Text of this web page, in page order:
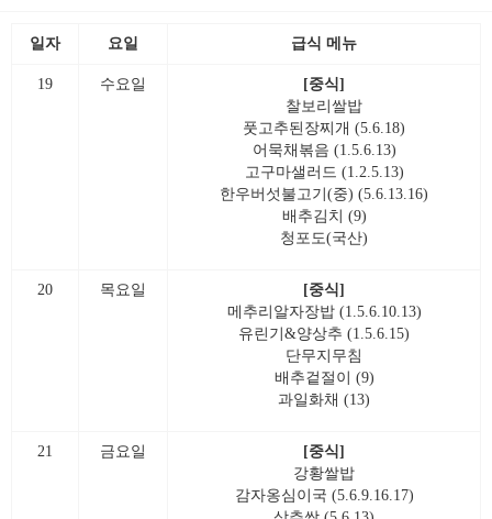
일자 요일 급식 메뉴
19 수요일
[중식]
찰보리쌀밥
풋고추된장찌개 (5.6.18)
어묵채볶음 (1.5.6.13)
고구마샐러드 (1.2.5.13)
한우버섯불고기(중) (5.6.13.16)
배추김치 (9)
청포도(국산)
20 목요일
[중식]
메추리알자장밥 (1.5.6.10.13)
유린기&양상추 (1.5.6.15)
단무지무침
배추겉절이 (9)
과일화채 (13)
21 금요일
[중식]
강황쌀밥
감자옹심이국 (5.6.9.16.17)